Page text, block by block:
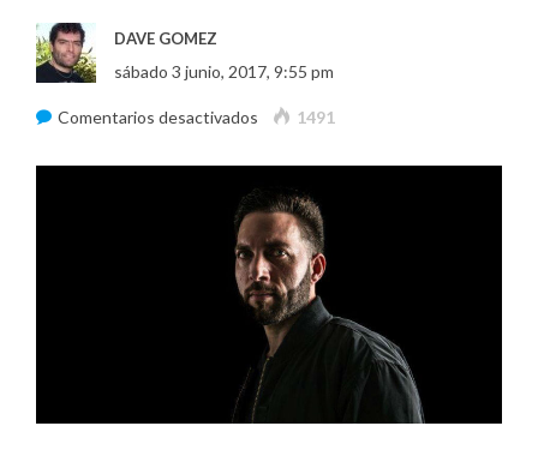
DAVE GOMEZ
sábado 3 junio, 2017, 9:55 pm
Comentarios desactivados en
That
Man”
de
Rawsrvnt
en
ESPN
1491